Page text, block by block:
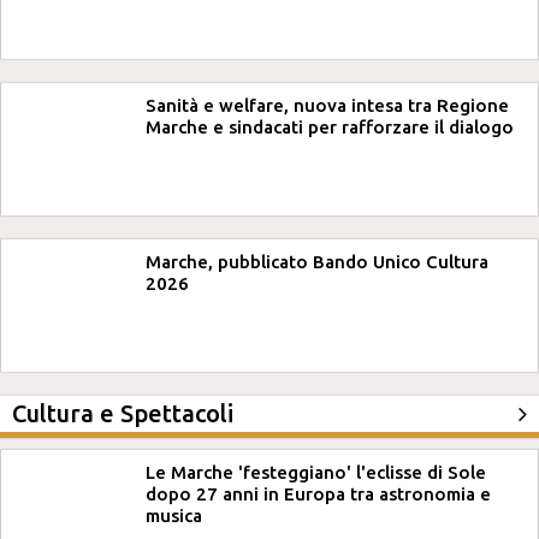
Sanità e welfare, nuova intesa tra Regione
Marche e sindacati per rafforzare il dialogo
Marche, pubblicato Bando Unico Cultura
2026
Cultura e Spettacoli
Le Marche 'festeggiano' l'eclisse di Sole
dopo 27 anni in Europa tra astronomia e
musica